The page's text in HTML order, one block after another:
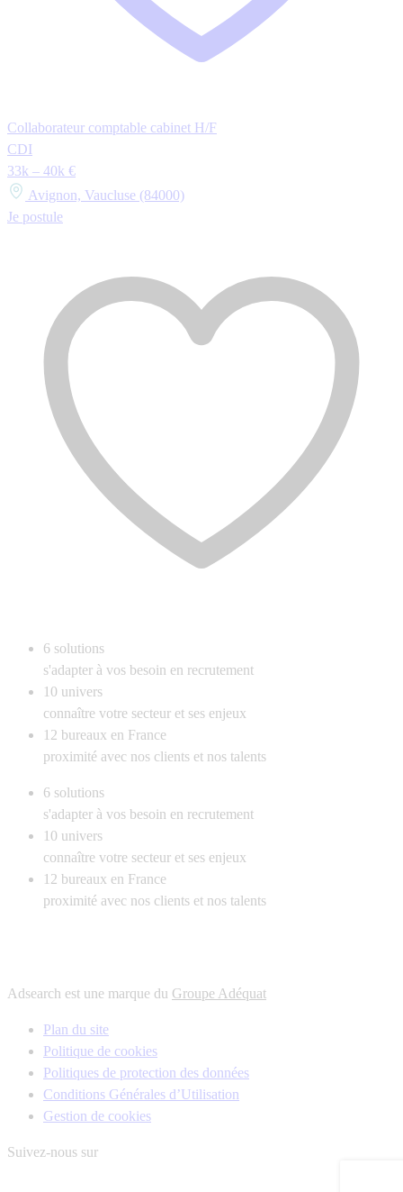
Collaborateur comptable cabinet H/F
CDI
33k – 40k €
Avignon, Vaucluse (84000)
Je postule
6 solutions
s'adapter à vos besoin en recrutement
10 univers
connaître votre secteur et ses enjeux
12 bureaux en France
proximité avec nos clients et nos talents
6 solutions
s'adapter à vos besoin en recrutement
10 univers
connaître votre secteur et ses enjeux
12 bureaux en France
proximité avec nos clients et nos talents
Adsearch est une marque du Groupe Adéquat
Plan du site
Politique de cookies
Politiques de protection des données
Conditions Générales d’Utilisation
Gestion de cookies
Suivez-nous sur